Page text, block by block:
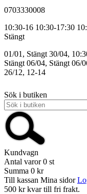
0703330008
10:30-16 10:30-17:30
Stängt
01/01, Stängt 30/04,
Stängt 06/04, Stängt 06/
26/12, 12-14
Sök i butiken
Kundvagn
Antal varor 0 st
Summa 0 kr
Till kassan Mina sidor
500 kr kvar till fri frakt.